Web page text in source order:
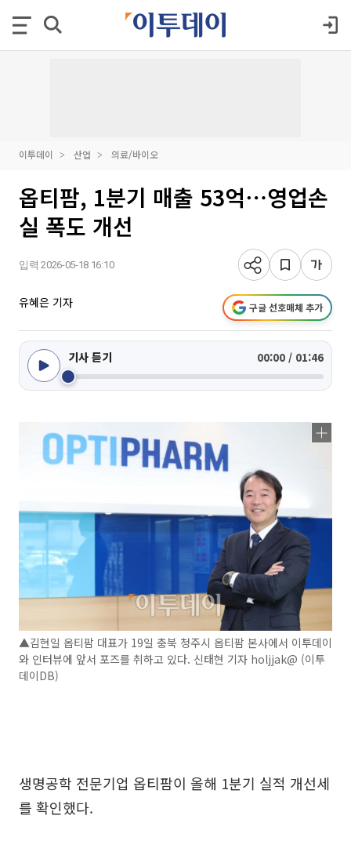
이투데이 산업 의료/바이오
옵티팜, 1분기 매출 53억⋯영업손
실 폭도 개선
입력 2026-05-18 16:10
유혜은 기자 구글 선호매체 추가
기사 듣기 00:00 / 01:46
▲김현일 옵티팜 대표가 19일 충북 청주시 옵티팜 본사에서 이투데이
와 인터뷰에 앞서 포즈를 취하고 있다. 신태현 기자 holjjak@ (이투
데이DB)
생명공학 전문기업 옵티팜이 올해 1분기 실적 개선세
를 확인했다.